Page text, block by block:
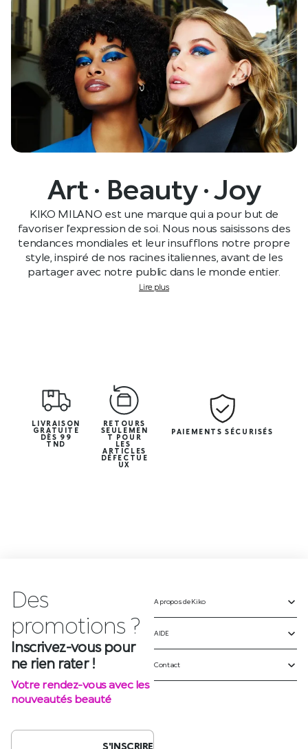
Art · Beauty · Joy
KIKO MILANO est une marque qui a pour but de
favoriser l’expression de soi. Nous nous saisissons des
tendances mondiales et leur insufflons notre propre
style, inspiré de nos racines italiennes, avant de les
partager avec notre public dans le monde entier.
Lire plus
LIVRAISON
GRATUITE
DÈS 99
TND
RETOURS
SEULEMEN
T POUR
LES
ARTICLES
DÉFECTUE
UX
PAIEMENTS SÉCURISÉS
Des
promotions ?
Inscrivez-vous pour
ne rien rater !
Votre rendez-vous avec les
nouveautés beauté
S'INSCRIRE
A propos de Kiko
AIDE
Contact